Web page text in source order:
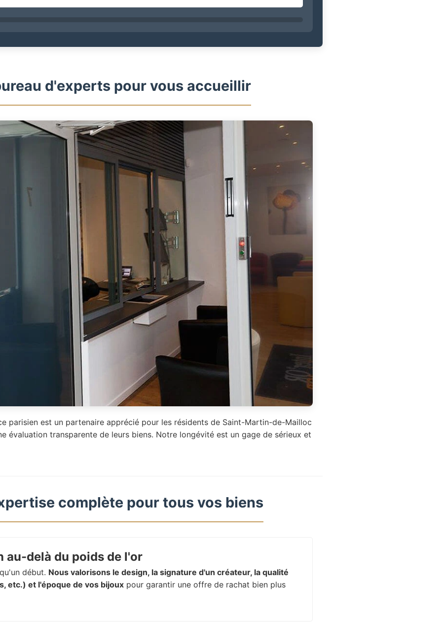
d'experts pour vous accueillir
parisien est un partenaire apprécié pour les résidents de Saint-Martin-de-Mailloc
évaluation transparente de leurs biens. Notre longévité est un gage de sérieux et
complète pour tous vos biens
delà du poids de l'or
début. Nous valorisons le design, la signature d'un créateur, la qualité
etc.) et l'époque de vos bijoux pour garantir une offre de rachat bien plus